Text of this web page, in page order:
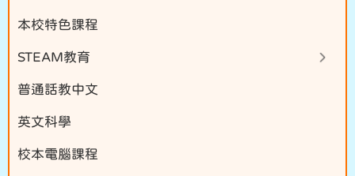
本校特色課程
STEAM教育
普通話教中文
英文科學
校本電腦課程